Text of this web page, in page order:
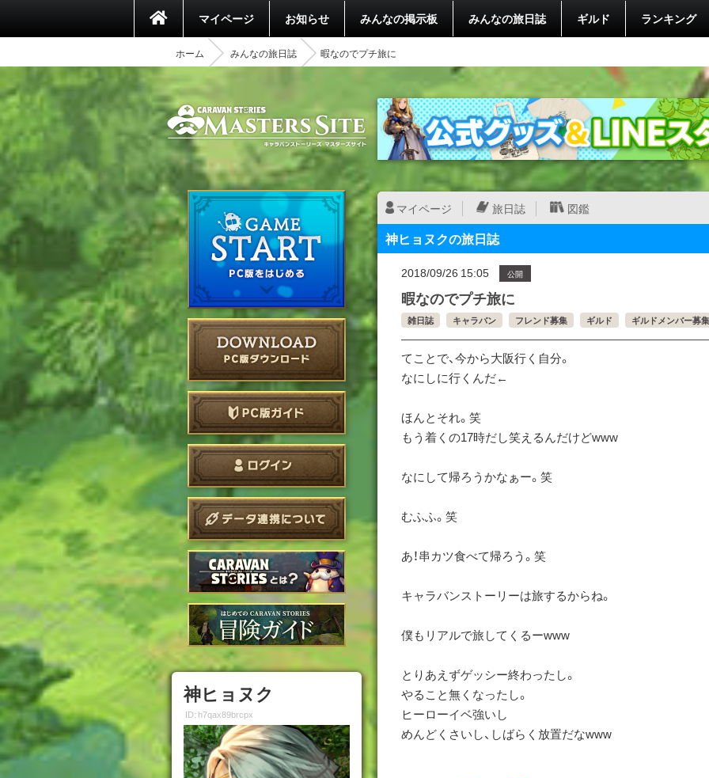
マイページ お知らせ みんなの掲示板 みんなの旅日誌 ギルド ランキング
ホーム みんなの旅日誌 暇なのでプチ旅に
神ヒョヌク
ID: h7qax89brcpx
マイページ 旅日誌 図鑑
神ヒョヌクの旅日誌
2018/09/26 15:05 公開
暇なのでプチ旅に
雑日誌 キャラバン フレンド募集 ギルド ギルドメンバー募集
てことで、今から大阪行く自分。
なにしに行くんだ←
ほんとそれ。笑
もう着くの17時だし笑えるんだけどwww
なにして帰ろうかなぁー。笑
むふふ。笑
あ！串カツ食べて帰ろう。笑
キャラバンストーリーは旅するからね。
僕もリアルで旅してくるーwww
とりあえずゲッシー終わったし。
やること無くなったし。
ヒーローイベ強いし
めんどくさいし、しばらく放置だなwww